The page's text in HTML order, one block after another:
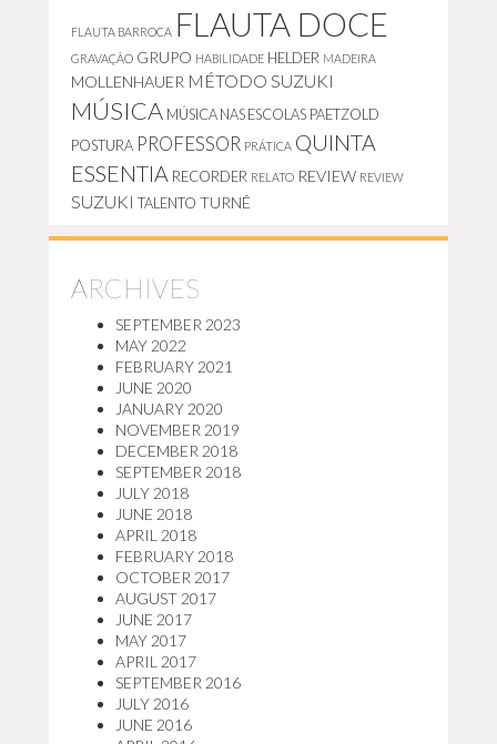
FLAUTA BARROCA FLAUTA DOCE
GRAVAÇÃO GRUPO HABILIDADE HELDER MADEIRA
MOLLENHAUER MÉTODO SUZUKI
MÚSICA MÚSICA NAS ESCOLAS PAETZOLD
POSTURA PROFESSOR PRÁTICA QUINTA
ESSENTIA RECORDER RELATO REVIEW REVIEW
SUZUKI TALENTO TURNÊ
ARCHIVES
SEPTEMBER 2023
MAY 2022
FEBRUARY 2021
JUNE 2020
JANUARY 2020
NOVEMBER 2019
DECEMBER 2018
SEPTEMBER 2018
JULY 2018
JUNE 2018
APRIL 2018
FEBRUARY 2018
OCTOBER 2017
AUGUST 2017
JUNE 2017
MAY 2017
APRIL 2017
SEPTEMBER 2016
JULY 2016
JUNE 2016